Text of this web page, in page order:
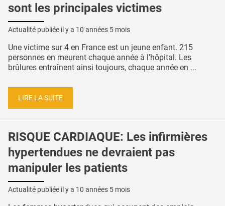
sont les principales victimes
Actualité publiée il y a 10 années 5 mois
Une victime sur 4 en France est un jeune enfant. 215
personnes en meurent chaque année à l’hôpital. Les
brûlures entraînent ainsi toujours, chaque année en ...
LIRE LA SUITE
RISQUE CARDIAQUE: Les infirmières
hypertendues ne devraient pas
manipuler les patients
Actualité publiée il y a 10 années 5 mois